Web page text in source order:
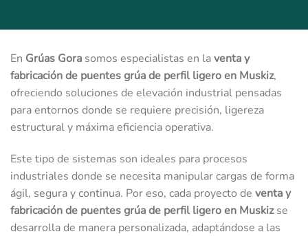
En Grúas Gora somos especialistas en laventa y
fabricación de puentes grúa de perfil ligero en Muskiz,
ofreciendo soluciones de elevación industrial pensadas
para entornos donde se requiere precisión, ligereza
estructural y máxima eficiencia operativa.
Este tipo de sistemas son ideales para procesos
industriales donde se necesita manipular cargas de forma
ágil, segura y continua. Por eso, cada proyecto de venta y
fabricación de puentes grúa de perfil ligero en Muskizse
desarrolla de manera personalizada, adaptándose a las